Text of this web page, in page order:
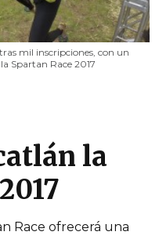
mil inscripciones, con un
Spartan Race 2017
la
Race ofrecerá una